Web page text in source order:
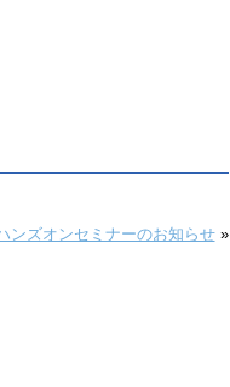
ズオンセミナーのお知らせ»